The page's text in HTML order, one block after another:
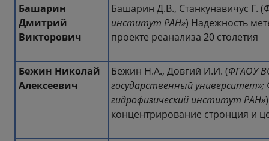
Башарин
Дмитрий
Викторович
Башарин Д.В., Станкунавичус Г. (
институт РАН») Надежность
проекте реанализа 20 столетия
Бежин Николай
Алексеевич
Бежин Н.А., Довгий И.И. (ФГАОУ
государственный
гидрофизический институт РАН»
концентрирование стронция и